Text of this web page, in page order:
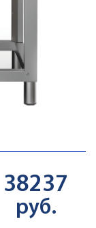
38237
руб.